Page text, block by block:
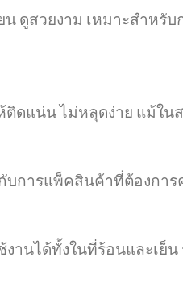
น ดูสวยงาม เหมาะสำหรั
ติดแน่น ไม่หลุดง่าย แม้ใ
บการแพ็คสินค้าที่ต้องกา
นได้ทั้งในที่ร้อนและเย็